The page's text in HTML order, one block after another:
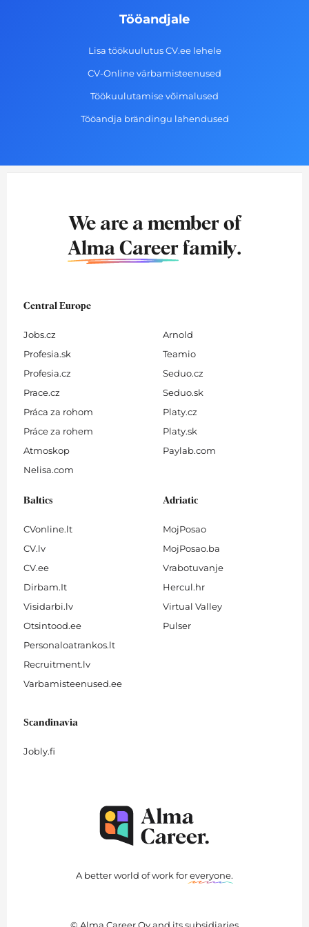
Tööandjale
Lisa töökuulutus CV.ee lehele
CV-Online värbamisteenused
Töökuulutamise võimalused
Tööandja brändingu lahendused
We are a member of
Alma Career family.
Central Europe
Jobs.cz
Profesia.sk
Profesia.cz
Prace.cz
Práca za rohom
Práce za rohem
Atmoskop
Nelisa.com
Arnold
Teamio
Seduo.cz
Seduo.sk
Platy.cz
Platy.sk
Paylab.com
Baltics
CVonline.lt
CV.lv
CV.ee
Dirbam.It
Visidarbi.lv
Otsintood.ee
Personaloatrankos.lt
Recruitment.lv
Varbamisteenused.ee
Adriatic
MojPosao
MojPosao.ba
Vrabotuvanje
Hercul.hr
Virtual Valley
Pulser
Scandinavia
Jobly.fi
A better world of work foreveryone.